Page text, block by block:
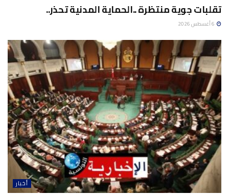
تقلبات جوية منتظرة ..الحماية المدنية تحذر..
أخبار